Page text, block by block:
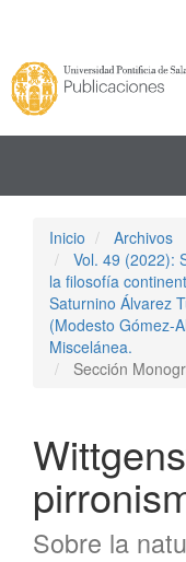
principal
Barra
lateral
Inicio
Archivos
Vol. 49 (2022):
la filosofía
Saturnino Álvarez
(Modesto Gómez-
Miscelánea.
Sección
Sobre la